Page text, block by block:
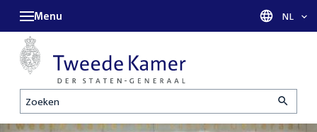
Zoeken
Menu Taal
NL